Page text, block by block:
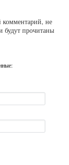
комментарий, не
прочитаны